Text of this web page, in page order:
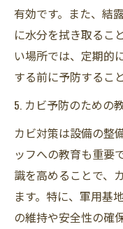
有効です。また、結
に水分を拭き取るこ
い場所では、定期的
する前に予防するこ
5. カビ予防のための
カビ対策は設備の整
ッフへの教育も重要
識を高めることで、
ます。特に、軍用基
の維持や安全性の確